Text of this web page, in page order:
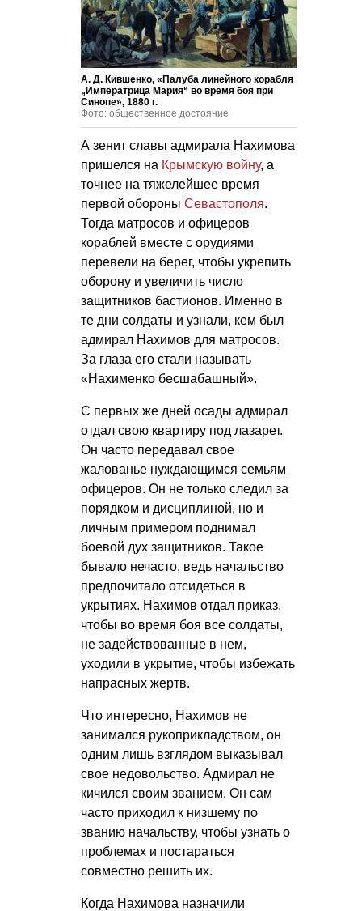
А. Д. Кившенко, «Палуба линейного корабля
„Императрица Мария“ во время боя при
Синопе», 1880 г.
Фото: общественное достояние
А зенит славы адмирала Нахимова
пришелся на Крымскую войну, а
точнее на тяжелейшее время
первой обороны Севастополя.
Тогда матросов и офицеров
кораблей вместе с орудиями
перевели на берег, чтобы укрепить
оборону и увеличить число
защитников бастионов. Именно в
те дни солдаты и узнали, кем был
адмирал Нахимов для матросов.
За глаза его стали называть
«Нахименко бесшабашный».
С первых же дней осады адмирал
отдал свою квартиру под лазарет.
Он часто передавал свое
жалованье нуждающимся семьям
офицеров. Он не только следил за
порядком и дисциплиной, но и
личным примером поднимал
боевой дух защитников. Такое
бывало нечасто, ведь начальство
предпочитало отсидеться в
укрытиях. Нахимов отдал приказ,
чтобы во время боя все солдаты,
не задействованные в нем,
уходили в укрытие, чтобы избежать
напрасных жертв.
Что интересно, Нахимов не
занимался рукоприкладством, он
одним лишь взглядом выказывал
свое недовольство. Адмирал не
кичился своим званием. Он сам
часто приходил к низшему по
званию начальству, чтобы узнать о
проблемах и постараться
совместно решить их.
Когда Нахимова назначили